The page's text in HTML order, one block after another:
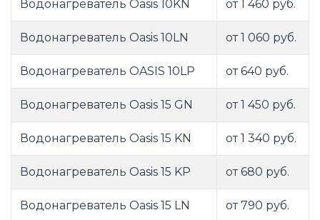
Водонагреватель Oasis 10KN от 1 460 руб.
Водонагреватель Oasis 10LN от 1 060 руб.
Водонагреватель OASIS 10LP от 640 руб.
Водонагреватель Oasis 15 GN от 1 450 руб.
Водонагреватель Oasis 15 KN от 1 340 руб.
Водонагреватель Oasis 15 KP от 680 руб.
Водонагреватель Oasis 15 LN от 790 руб.